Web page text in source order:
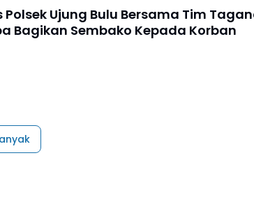
Ujung Bulu Bersama Tim
Bagikan Sembako Kepada Korban